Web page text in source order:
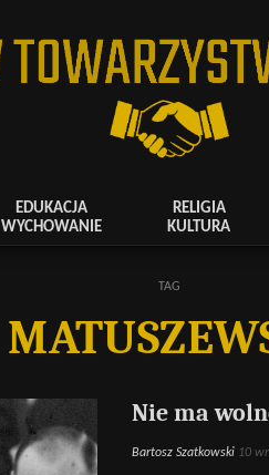
EDUKACJA
WYCHOWANIE
RELIGIA
KULTURA
TAG
Nie ma
Bartosz Szatkowski 10